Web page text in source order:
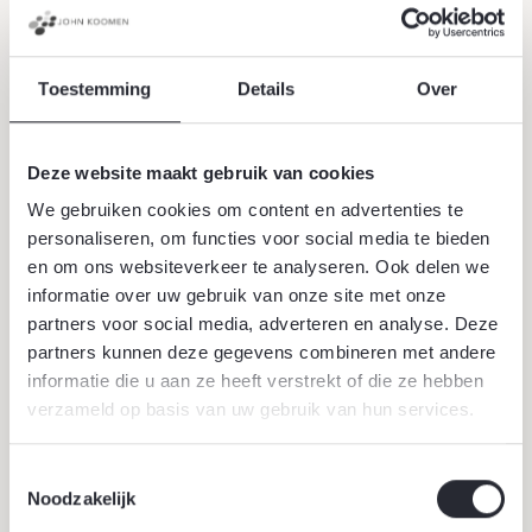
Toestemming Details Over
Deze website maakt gebruik van cookies
We gebruiken cookies om content en advertenties te
personaliseren, om functies voor social media te bieden
en om ons websiteverkeer te analyseren. Ook delen we
informatie over uw gebruik van onze site met onze
partners voor social media, adverteren en analyse. Deze
partners kunnen deze gegevens combineren met andere
informatie die u aan ze heeft verstrekt of die ze hebben
verzameld op basis van uw gebruik van hun services.
Noodzakelijk
17 juli 2025
Meer actueel Alle actueel